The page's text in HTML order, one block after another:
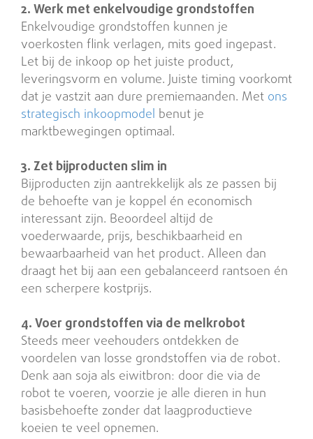
2. Werk met enkelvoudige grondstoffen
Enkelvoudige grondstoffen kunnen je
voerkosten flink verlagen, mits goed ingepast.
Let bij de inkoop op het juiste product,
leveringsvorm en volume. Juiste timing voorkomt
dat je vastzit aan dure premiemaanden. Met ons
strategisch inkoopmodel benut je
marktbewegingen optimaal.
3. Zet bijproducten slim in
Bijproducten zijn aantrekkelijk als ze passen bij
de behoefte van je koppel én economisch
interessant zijn. Beoordeel altijd de
voederwaarde, prijs, beschikbaarheid en
bewaarbaarheid van het product. Alleen dan
draagt het bij aan een gebalanceerd rantsoen én
een scherpere kostprijs.
4. Voer grondstoffen via de melkrobot
Steeds meer veehouders ontdekken de
voordelen van losse grondstoffen via de robot.
Denk aan soja als eiwitbron: door die via de
robot te voeren, voorzie je alle dieren in hun
basisbehoefte zonder dat laagproductieve
koeien te veel opnemen.